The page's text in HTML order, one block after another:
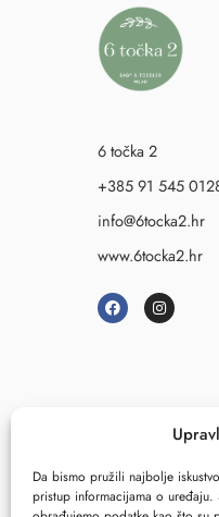
Da bismo pružili najbolje
pristup informacijama o
6 točka 2
+385 91 545
info@6tocka2.hr
www.6tocka2.hr